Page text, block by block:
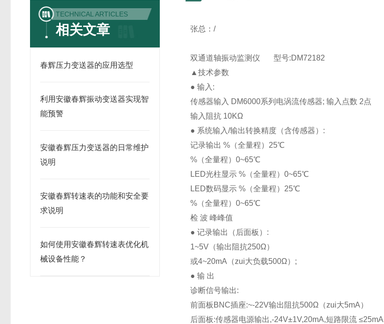
TECHNICAL ARTICLES
相关文章
春辉压力变送器的应用选型
利用安徽春辉振动变送器实现智
能预警
安徽春辉压力变送器的日常维护
说明
安徽春辉转速表的功能和安全要
求说明
如何使用安徽春辉转速表优化机
械设备性能？
张总：/
双通道轴振动监测仪 型号:DM72182
▲技术参数
● 输入:
传感器输入 DM6000系列电涡流传感器; 输入点数 2点
输入阻抗 10KΩ
● 系统输入/输出转换精度（含传感器）:
记录输出 %（全量程）25℃
%（全量程）0~65℃
LED光柱显示 %（全量程）0~65℃
LED数码显示 %（全量程）25℃
%（全量程）0~65℃
检 波 峰峰值
● 记录输出（后面板）:
1~5V（输出阻抗250Ω）
或4~20mA（zui大负载500Ω）;
● 输 出
诊断信号输出:
前面板BNC插座:~-22V输出阻抗500Ω（zui大5mA）
后面板:传感器电源输出,-24V±1V,20mA,短路限流 ≤25mA